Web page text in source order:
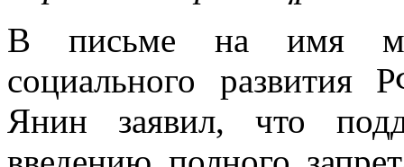
В письме на имя
социального
Янин заявил, что